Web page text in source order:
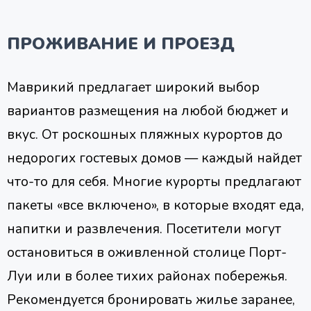
ПРОЖИВАНИЕ И ПРОЕЗД
Маврикий предлагает широкий выбор
вариантов размещения на любой бюджет и
вкус. От роскошных пляжных курортов до
недорогих гостевых домов — каждый найдет
что-то для себя. Многие курорты предлагают
пакеты «все включено», в которые входят еда,
напитки и развлечения. Посетители могут
остановиться в оживленной столице Порт-
Луи или в более тихих районах побережья.
Рекомендуется бронировать жилье заранее,